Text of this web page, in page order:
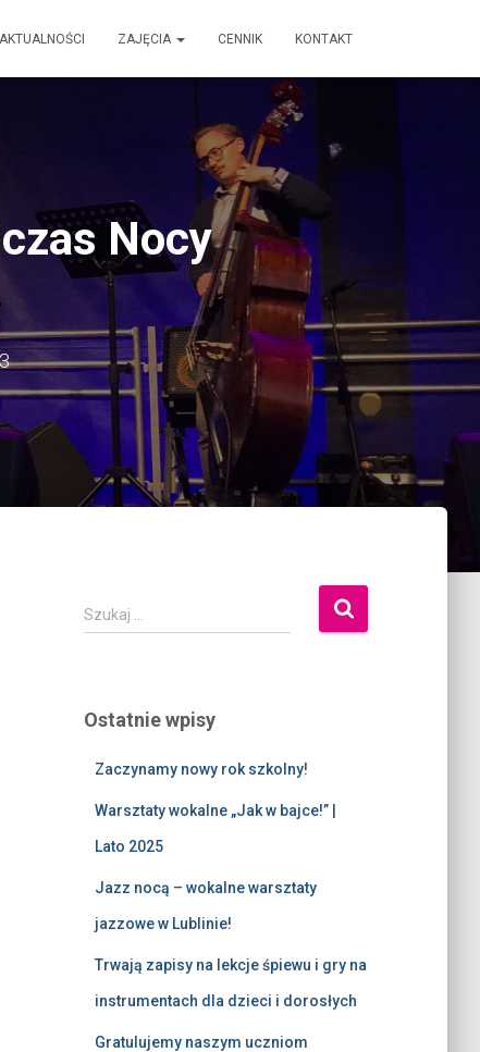
AKTUALNOŚCI ZAJĘCIA CENNIK KONTAKT
Nocy
Szukaj …
Ostatnie wpisy
Zaczynamy nowy rok szkolny!
Warsztaty wokalne „Jak w bajce!” |
Lato 2025
Jazz nocą – wokalne warsztaty
jazzowe w Lublinie!
Trwają zapisy na lekcje śpiewu i gry na
instrumentach dla dzieci i dorosłych
Gratulujemy naszym uczniom